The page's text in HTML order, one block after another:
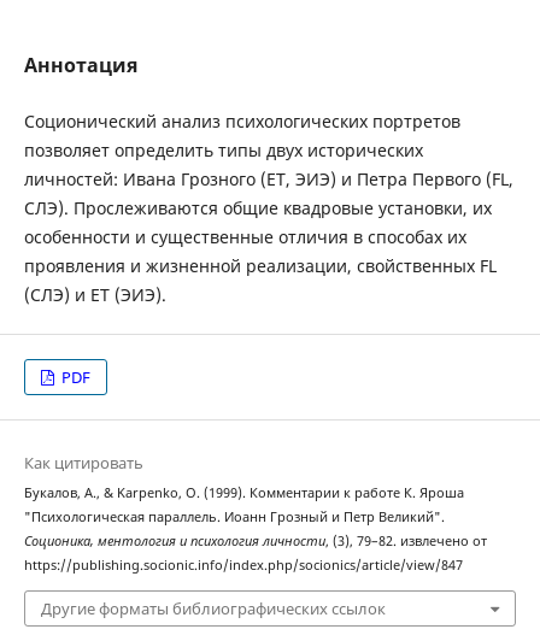
Аннотация
Соционический анализ психологических портретов
позволяет определить типы двух исторических
личностей: Ивана Грозного (ET, ЭИЭ) и Петра Первого (FL,
СЛЭ). Прослеживаются общие квадровые установки, их
особенности и существенные отличия в способах их
проявления и жизненной реализации, свойственных FL
(СЛЭ) и ET (ЭИЭ).
PDF
Как цитировать
Букалов, А., & Karpenko, O. (1999). Комментарии к работе К. Яроша
"Психологическая параллель. Иоанн Грозный и Петр Великий".
Соционика, ментология и психология личности, (3), 79–82. извлечено от
https://publishing.socionic.info/index.php/socionics/article/view/847
Другие форматы библиографических ссылок